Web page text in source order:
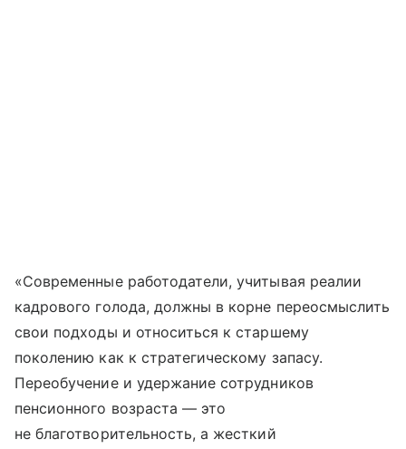
«Современные работодатели, учитывая реалии
кадрового голода, должны в корне переосмыслить
свои подходы и относиться к старшему
поколению как к стратегическому запасу.
Переобучение и удержание сотрудников
пенсионного возраста — это
не благотворительность, а жесткий